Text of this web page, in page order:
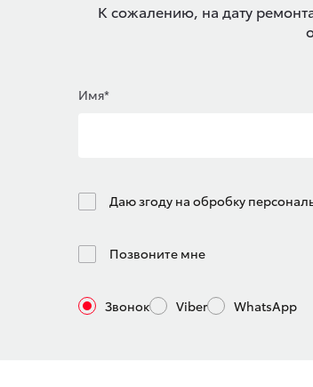
К сожалению, на дату
Имя*
Даю згоду на обробку
Позвоните мне
Звонок Viber WhatsApp